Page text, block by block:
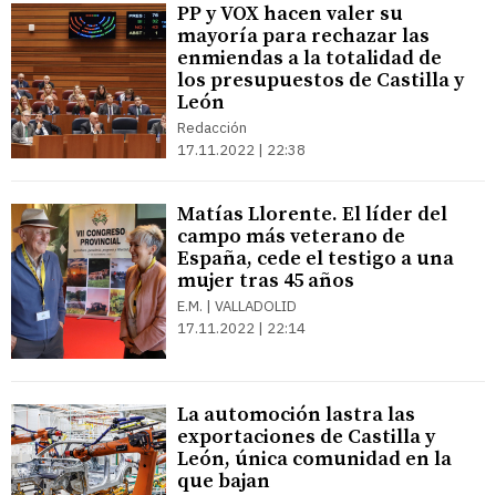
PP y VOX hacen valer su
mayoría para rechazar las
enmiendas a la totalidad de
los presupuestos de Castilla y
León
Redacción
17.11.2022 | 22:38
Matías Llorente. El líder del
campo más veterano de
España, cede el testigo a una
mujer tras 45 años
E.M. | VALLADOLID
17.11.2022 | 22:14
La automoción lastra las
exportaciones de Castilla y
León, única comunidad en la
que bajan